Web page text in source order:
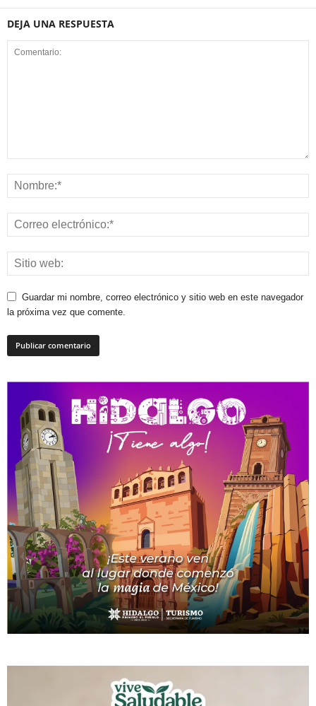
DEJA UNA RESPUESTA
Guardar mi nombre, correo electrónico y sitio web en este navegador
la próxima vez que comente.